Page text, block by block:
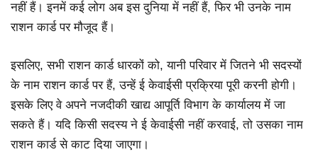
नहीं हैं। इनमें कई लोग अब इस दुनिया में नहीं हैं, फिर भी उनके नाम
राशन कार्ड पर मौजूद हैं।
इसलिए, सभी राशन कार्ड धारकों को, यानी परिवार में जितने भी सदस्यों
के नाम राशन कार्ड पर हैं, उन्हें ई केवाईसी प्रक्रिया पूरी करनी होगी।
इसके लिए वे अपने नजदीकी खाद्य आपूर्ति विभाग के कार्यालय में जा
सकते हैं। यदि किसी सदस्य ने ई केवाईसी नहीं करवाई, तो उसका नाम
राशन कार्ड से काट दिया जाएगा।